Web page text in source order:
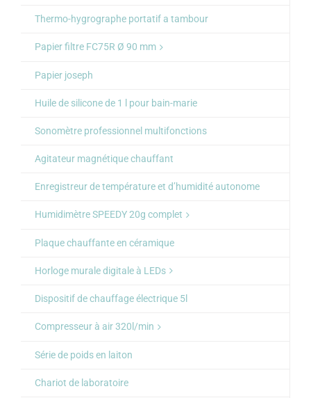
Thermo-hygrographe portatif a tambour
Papier filtre FC75R Ø 90 mm
Papier joseph
Huile de silicone de 1 l pour bain-marie
Sonomètre professionnel multifonctions
Agitateur magnétique chauffant
Enregistreur de température et d’humidité autonome
Humidimètre SPEEDY 20g complet
Plaque chauffante en céramique
Horloge murale digitale à LEDs
Dispositif de chauffage électrique 5l
Compresseur à air 320l/min
Série de poids en laiton
Chariot de laboratoire